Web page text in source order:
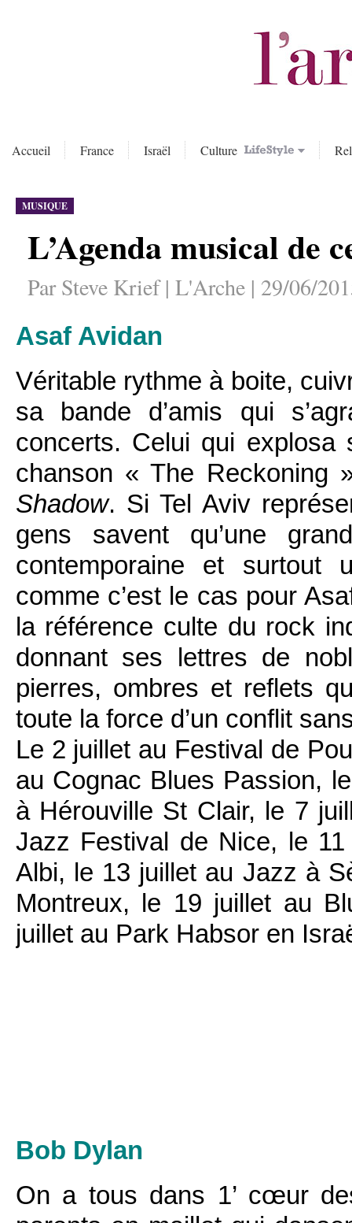
Accueil France Israël Culture
MUSIQUE
L’Agenda musical de
Par Steve Krief | L'Arche | 29/06/
Asaf Avidan
Véritable rythme à boite,
sa bande d’amis qui
concerts. Celui qui
chanson « The Reckoning
Shadow. Si Tel Aviv
gens savent qu’une
contemporaine et surtout
comme c’est le cas pour
la référence culte du rock
donnant ses lettres de
pierres, ombres et reflets
toute la force d’un conflit
Le 2 juillet au Festival de
au Cognac Blues Passion,
à Hérouville St Clair, le 7
Jazz Festival de Nice, le
Albi, le 13 juillet au Jazz à
Montreux, le 19 juillet au
juillet au Park Habsor en
Bob Dylan
On a tous dans 1’ cœur